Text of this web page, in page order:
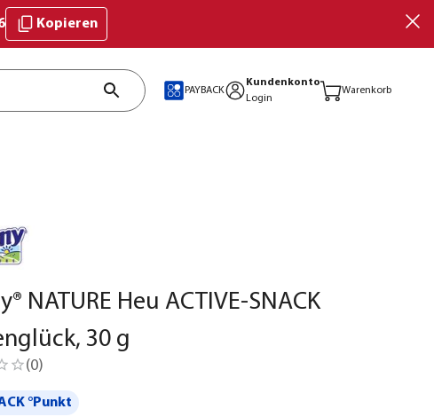
Kopieren
PAYBACK
Kundenkonto
Login
Warenkorb
NATURE Heu ACTIVE-SNACK
30 g
(0)
°Punkt